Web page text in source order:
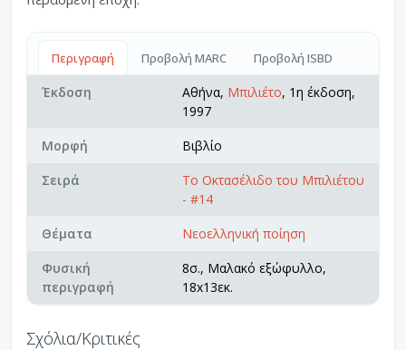
Περιγραφή Προβολή MARC Προβολή ISBD
Έκδοση Αθήνα, Μπιλιέτο, 1η έκδοση,
1997
Μορφή
Βιβλίο
Σειρά
Το Οκτασέλιδο του Μπιλιέτου
- #14
Θέματα
Νεοελληνική ποίηση
Φυσική
περιγραφή
8σ., Μαλακό εξώφυλλο,
18x13εκ.
Σχόλια/Κριτικές